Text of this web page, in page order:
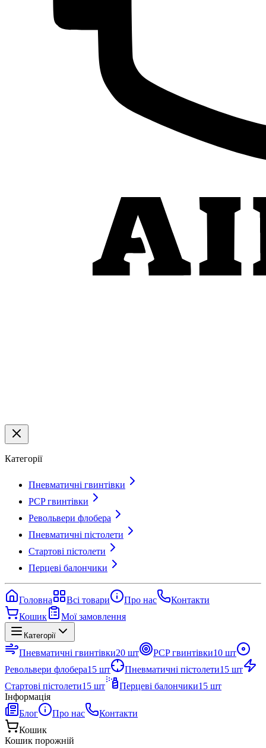
Категорії
Пневматичні гвинтівки
PCP гвинтівки
Револьвери флобера
Пневматичні пістолети
Стартові пістолети
Перцеві балончики
Головна Всі товари Про нас
Контакти
Кошик
Мої замовлення
Категорії
Пневматичні гвинтівки20 шт PCP гвинтівки10 шт
Револьвери флобера15 шт Пневматичні пістолети15 шт
Стартові пістолети15 шт Перцеві балончики15 шт
Інформація
Блог
Про нас
Контакти
Кошик
Кошик порожній